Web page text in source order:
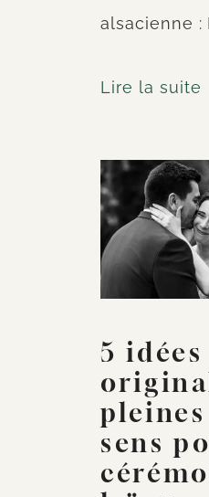
alsacienne :
Lire la suite
5 idées
pleines
sens